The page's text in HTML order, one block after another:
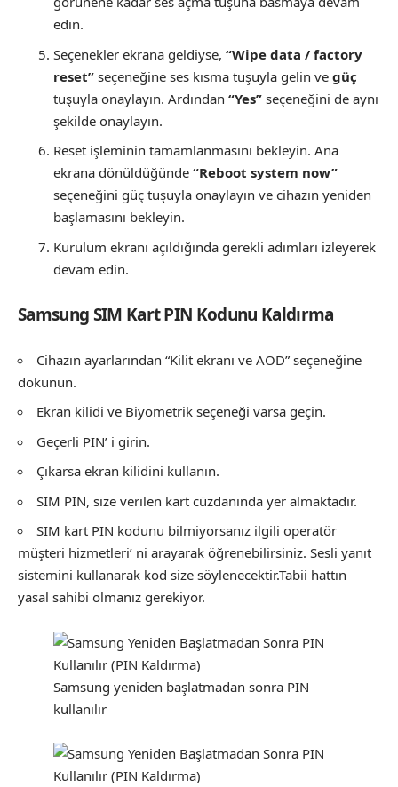
edin.
Seçenekler ekrana geldiyse, “Wipe data / factory
reset” seçeneğine ses kısma tuşuyla gelin ve güç
tuşuyla onaylayın. Ardından “Yes” seçeneğini de aynı
şekilde onaylayın.
Reset işleminin tamamlanmasını bekleyin. Ana
ekrana dönüldüğünde “Reboot system now”
seçeneğini güç tuşuyla onaylayın ve cihazın yeniden
başlamasını bekleyin.
Kurulum ekranı açıldığında gerekli adımları izleyerek
devam edin.
Samsung SIM Kart PIN Kodunu Kaldırma
Cihazın ayarlarından “Kilit ekranı ve AOD” seçeneğine
dokunun.
Ekran kilidi ve Biyometrik seçeneği varsa geçin.
Geçerli PIN’ i girin.
Çıkarsa ekran kilidini kullanın.
SIM PIN, size verilen kart cüzdanında yer almaktadır.
SIM kart PIN kodunu bilmiyorsanız ilgili operatör
müşteri hizmetleri’ ni arayarak öğrenebilirsiniz. Sesli yanıt
sistemini kullanarak kod size söylenecektir.Tabii hattın
yasal sahibi olmanız gerekiyor.
Samsung yeniden başlatmadan sonra PIN
kullanılır